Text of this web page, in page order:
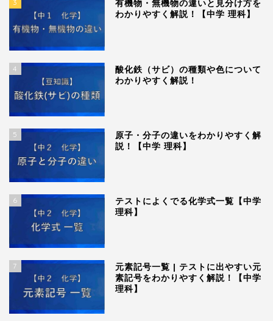
3
有機物・無機物の違いと見分け方を
わかりやすく解説！【中学 理科】
4
酸化鉄（サビ）の種類や色について
わかりやすく解説！
5
原子・分子の違いをわかりやすく解
説！【中学 理科】
6
テストによくでる化学式一覧【中学
理科】
7
元素記号一覧 | テストに出やすい元
素記号をわかりやすく解説！【中学
理科】